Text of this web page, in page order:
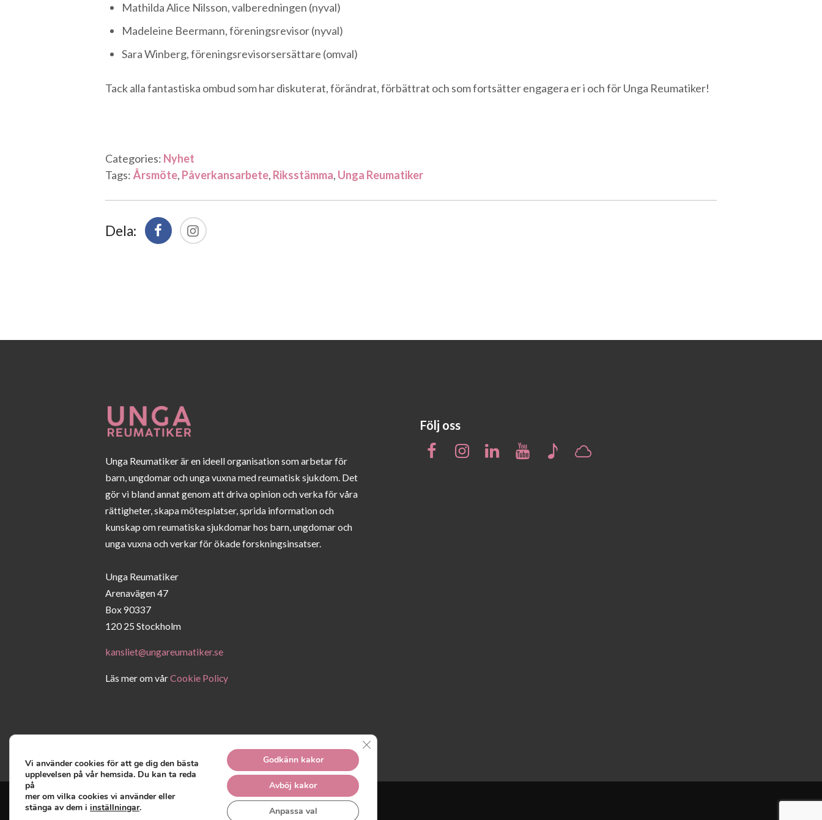
Mathilda Alice Nilsson, valberedningen (nyval)
Madeleine Beermann, föreningsrevisor (nyval)
Sara Winberg, föreningsrevisorsersättare (omval)
Tack alla fantastiska ombud som har diskuterat, förändrat, förbättrat och som fortsätter engagera er i och för Unga Reumatiker!
Categories: Nyhet
Tags: Årsmöte, Påverkansarbete, Riksstämma, Unga Reumatiker
Dela:
Unga Reumatiker är en ideell organisation som arbetar för
barn, ungdomar och unga vuxna med reumatisk sjukdom. Det
gör vi bland annat genom att driva opinion och verka för våra
rättigheter, skapa mötesplatser, sprida information och
kunskap om reumatiska sjukdomar hos barn, ungdomar och
unga vuxna och verkar för ökade forskningsinsatser.
Unga Reumatiker
Arenavägen 47
Box 90337
120 25 Stockholm
kansliet@ungareumatiker.se
Läs mer om vårCookie Policy
Följ oss
Vi använder cookies för att ge dig den bästa
upplevelsen på vår hemsida. Du kan ta reda
på
mer om vilka cookies vi använder eller
stänga av dem i inställningar.
Godkänn kakor
Avböj kakor
Anpassa val
Close GDPR Cookie Banner